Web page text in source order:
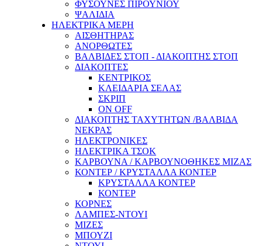
ΦΥΣΟΥΝΕΣ ΠΙΡΟΥΝΙΟΥ
ΨΑΛΙΔΙΑ
ΗΛΕΚΤΡΙΚΑ ΜΕΡΗ
ΑΙΣΘΗΤΗΡΑΣ
ΑΝΟΡΘΩΤΕΣ
ΒΑΛΒΙΔΕΣ ΣΤΟΠ - ΔΙΑΚΟΠΤΗΣ ΣΤΟΠ
ΔΙΑΚΟΠΤΕΣ
ΚΕΝΤΡΙΚΟΣ
ΚΛΕΙΔΑΡΙΑ ΣΕΛΑΣ
ΣΚΡΙΠ
ON OFF
ΔΙΑΚΟΠΤΗΣ ΤΑΧΥΤΗΤΩΝ /ΒΑΛΒΙΔΑ
ΝΕΚΡΑΣ
ΗΛΕΚΤΡΟΝΙΚΕΣ
ΗΛΕΚΤΡΙΚΑ ΤΣΟΚ
ΚΑΡΒΟΥΝΑ / ΚΑΡΒΟΥΝΟΘΗΚΕΣ ΜΙΖΑΣ
ΚΟΝΤΕΡ / ΚΡΥΣΤΑΛΛΑ ΚΟΝΤΕΡ
ΚΡΥΣΤΑΛΛΑ ΚΟΝΤΕΡ
ΚΟΝΤΕΡ
ΚΟΡΝΕΣ
ΛΑΜΠΕΣ-ΝΤΟΥΙ
ΜΙΖΕΣ
ΜΠΟΥΖΙ